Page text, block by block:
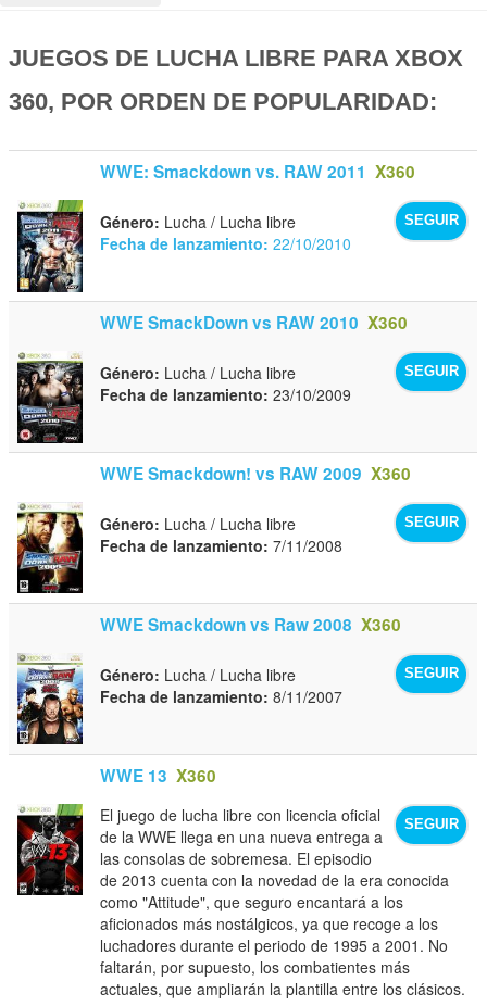
JUEGOS DE LUCHA LIBRE PARA XBOX
360, POR ORDEN DE POPULARIDAD:
WWE: Smackdown vs. RAW 2011 X360
SEGUIR
Género: Lucha / Lucha libre
Fecha de lanzamiento: 22/10/2010
WWE SmackDown vs RAW 2010 X360
SEGUIR
Género: Lucha / Lucha libre
Fecha de lanzamiento: 23/10/2009
WWE Smackdown! vs RAW 2009 X360
SEGUIR
Género: Lucha / Lucha libre
Fecha de lanzamiento: 7/11/2008
WWE Smackdown vs Raw 2008 X360
SEGUIR
Género: Lucha / Lucha libre
Fecha de lanzamiento: 8/11/2007
WWE 13 X360
SEGUIR
El juego de lucha libre con licencia oficial
de la WWE llega en una nueva entrega a
las consolas de sobremesa. El episodio
de 2013 cuenta con la novedad de la era conocida
como "Attitude", que seguro encantará a los
aficionados más nostálgicos, ya que recoge a los
luchadores durante el periodo de 1995 a 2001. No
faltarán, por supuesto, los combatientes más
actuales, que ampliarán la plantilla entre los clásicos.